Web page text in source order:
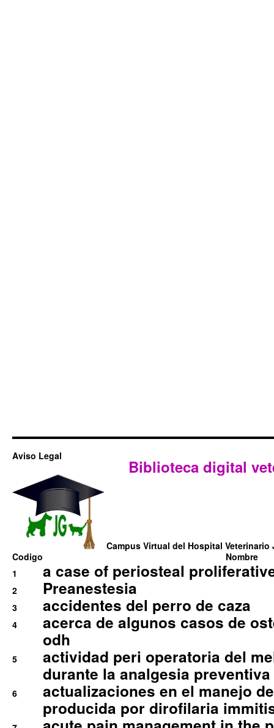
Aviso Legal
Biblioteca digital
Campus Virtual del Hospital Veterinario
Codigo
Nombre
1
a case of periosteal
2 Preanestesia
3 accidentes del perro de caza
4
acerca de algunos casos de
odh
5
actividad peri operatoria del
durante la analgesia
6
actualizaciones en el manejo
producida por dirofilaria